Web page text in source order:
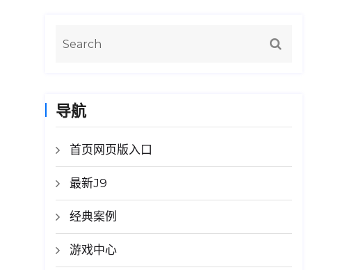
导航
首页网页版入口
最新J9
经典案例
游戏中心